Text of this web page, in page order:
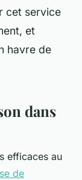
cet service
et
havre de
dans
efficaces au
de